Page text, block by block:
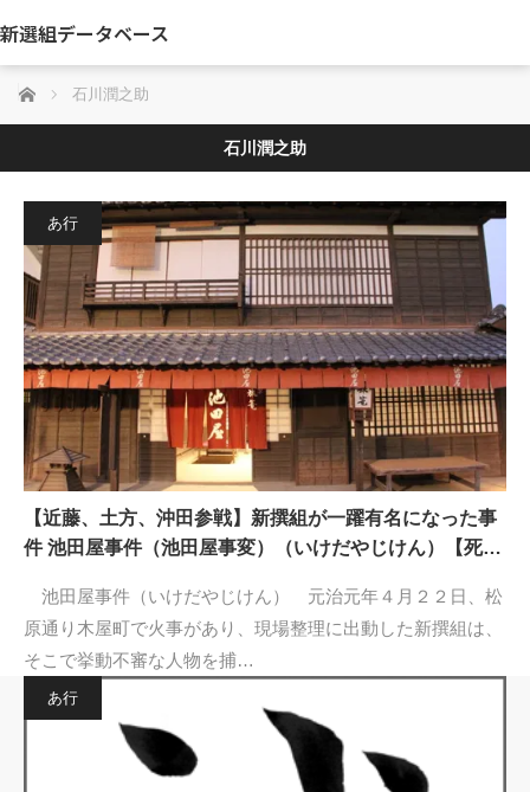
新選組データベース
ホーム 石川潤之助
石川潤之助
あ行
【近藤、土方、沖田参戦】新撰組が一躍有名になった事
件 池田屋事件（池田屋事変）（いけだやじけん）【死…
池田屋事件（いけだやじけん） 元治元年４月２２日、松
原通り木屋町で火事があり、現場整理に出動した新撰組は、
そこで挙動不審な人物を捕…
あ行